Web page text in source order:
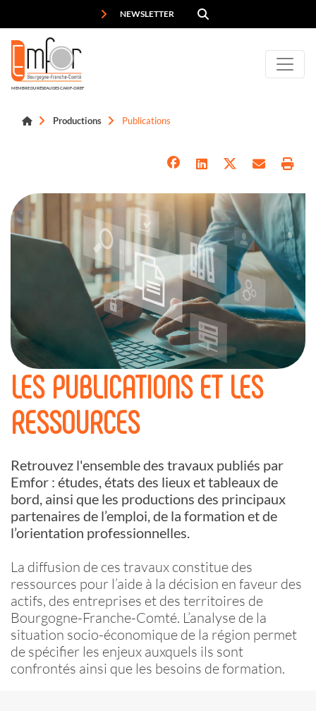
NEWSLETTER
MEMBRE DU RÉSEAU DES CARIF-OREF
Productions Publications
LES PUBLICATIONS ET LES
RESSOURCES
Retrouvez l'ensemble des travaux publiés par
Emfor : études, états des lieux et tableaux de
bord, ainsi que les productions des principaux
partenaires de l’emploi, de la formation et de
l’orientation professionnelles.
La diffusion de ces travaux constitue des
ressources pour l’aide à la décision en faveur des
actifs, des entreprises et des territoires de
Bourgogne-Franche-Comté. L’analyse de la
situation socio-économique de la région permet
de spécifier les enjeux auxquels ils sont
confrontés ainsi que les besoins de formation.
Panneau de gestion des cookies